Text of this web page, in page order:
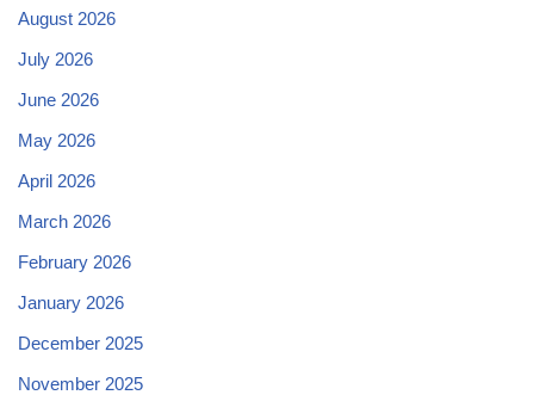
August 2026
July 2026
June 2026
May 2026
April 2026
March 2026
February 2026
January 2026
December 2025
November 2025